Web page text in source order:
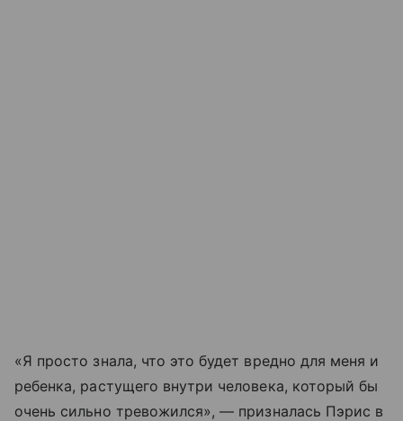
«Я просто знала, что это будет вредно для меня и
ребенка, растущего внутри человека, который бы
очень сильно тревожился», — призналась Пэрис в